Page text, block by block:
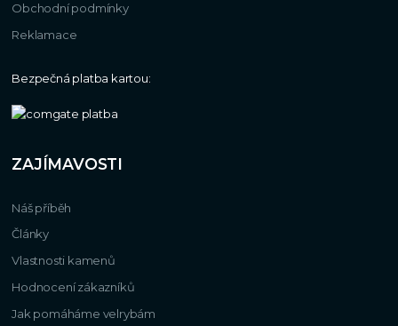
Obchodní podmínky
Reklamace
Bezpečná platba kartou:
ZAJÍMAVOSTI
Náš příběh
Články
Vlastnosti kamenů
Hodnocení zákazníků
Jak pomáháme velrybám